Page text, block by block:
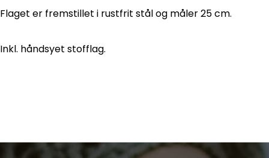
Flaget er fremstillet i rustfrit stål og måler 25 cm.
Inkl. håndsyet stofflag.